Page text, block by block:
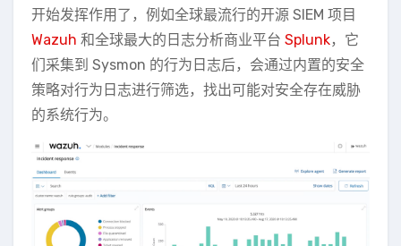
开始发挥作用了，例如全球最流行的开源 SIEM 项目
Wazuh 和全球最大的日志分析商业平台 Splunk，它
们采集到 Sysmon 的行为日志后，会通过内置的安全
策略对行为日志进行筛选，找出可能对安全存在威胁
的系统行为。